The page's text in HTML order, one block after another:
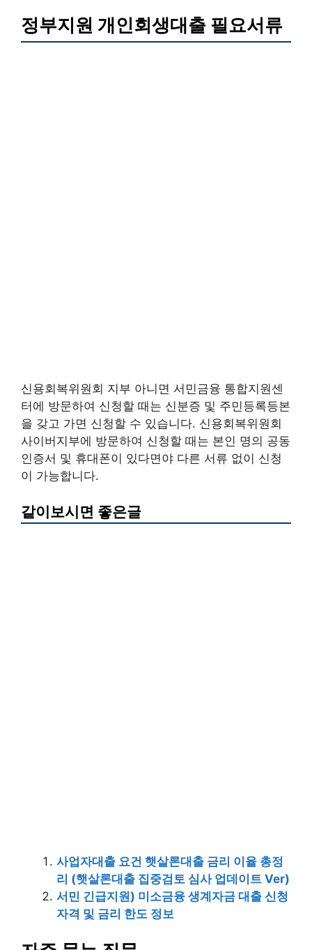
정부지원 개인회생대출 필요서류
신용회복위원회 지부 아니면 서민금융 통합지원센
터에 방문하여 신청할 때는 신분증 및 주민등록등본
을 갖고 가면 신청할 수 있습니다. 신용회복위원회
사이버지부에 방문하여 신청할 때는 본인 명의 공동
인증서 및 휴대폰이 있다면야 다른 서류 없이 신청
이 가능합니다.
같이보시면 좋은글
사업자대출 요건 햇살론대출 금리 이율 총정
리 (햇살론대출 집중검토 심사 업데이트 Ver)
서민 긴급지원) 미소금융 생계자금 대출 신청
자격 및 금리 한도 정보